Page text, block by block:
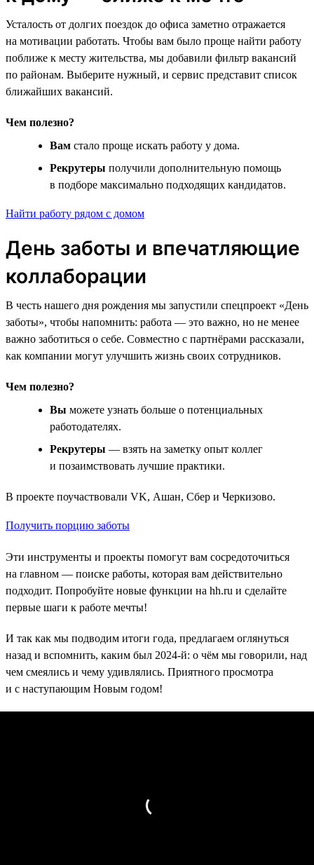
Усталость от долгих поездок до офиса заметно отражается
на мотивации работать. Чтобы вам было проще найти работу
поближе к месту жительства, мы добавили фильтр вакансий
по районам. Выберите нужный, и сервис представит список
ближайших вакансий.
Чем полезно?
Вам стало проще искать работу у дома.
Рекрутеры получили дополнительную помощь
в подборе максимально подходящих кандидатов.
Найти работу рядом с домом
День заботы и впечатляющие
коллаборации
В честь нашего дня рождения мы запустили спецпроект «День
заботы», чтобы напомнить: работа — это важно, но не менее
важно заботиться о себе. Совместно с партнёрами рассказали,
как компании могут улучшить жизнь своих сотрудников.
Чем полезно?
Вы можете узнать больше о потенциальных
работодателях.
Рекрутеры — взять на заметку опыт коллег
и позаимствовать лучшие практики.
В проекте поучаствовали VK, Ашан, Сбер и Черкизово.
Получить порцию заботы
Эти инструменты и проекты помогут вам сосредоточиться
на главном — поиске работы, которая вам действительно
подходит. Попробуйте новые функции на hh.ru и сделайте
первые шаги к работе мечты!
И так как мы подводим итоги года, предлагаем оглянуться
назад и вспомнить, каким был 2024-й: о чём мы говорили, над
чем смеялись и чему удивлялись. Приятного просмотра
и с наступающим Новым годом!